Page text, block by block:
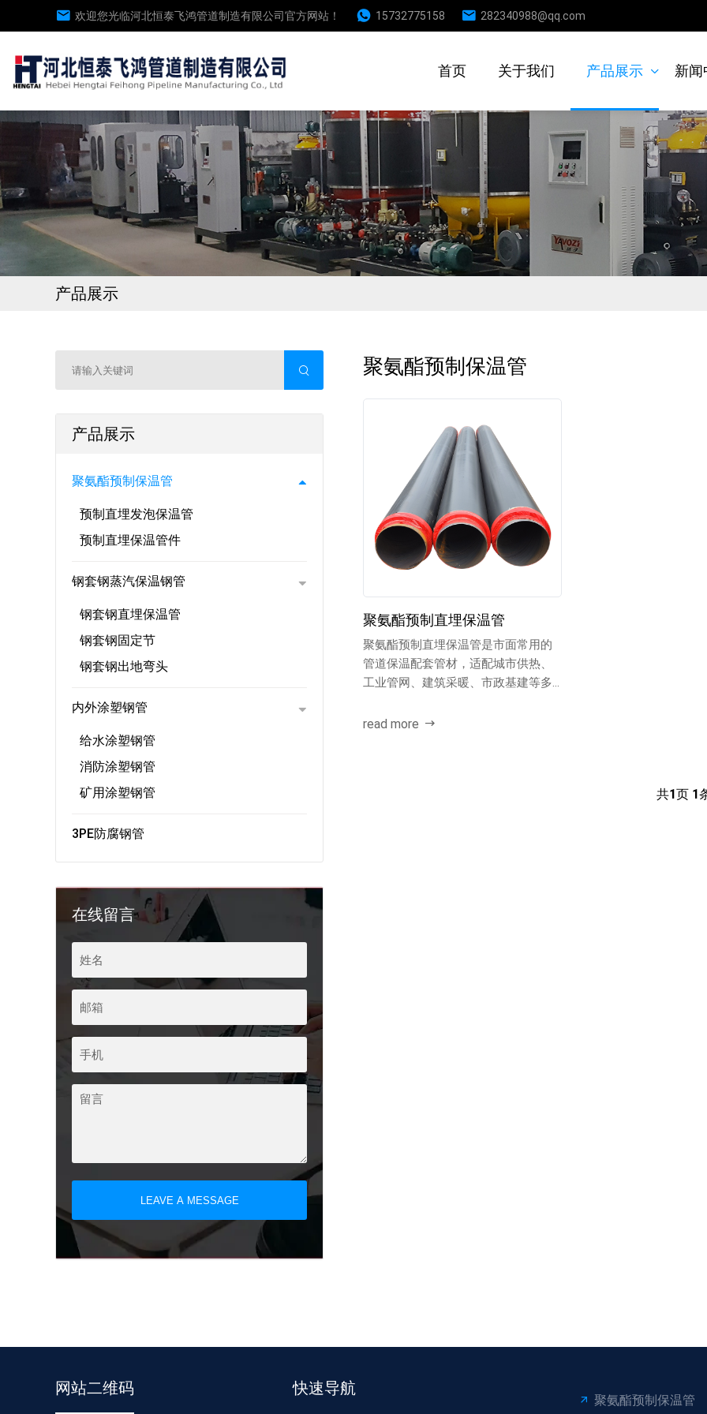
欢迎您光临河北恒泰飞鸿管道制造有限公司官方网站！ 15732775158 282340988@qq.com
首页 关于我们 产品展示 新闻
产品展示
产品展示
聚氨酯预制保温管
预制直埋发泡保温管
预制直埋保温管件
钢套钢蒸汽保温钢管
钢套钢直埋保温管
钢套钢固定节
钢套钢出地弯头
内外涂塑钢管
给水涂塑钢管
消防涂塑钢管
矿用涂塑钢管
3PE防腐钢管
在线留言
LEAVE A MESSAGE
聚氨酯预制保温管
聚氨酯预制直埋保温管
聚氨酯预制直埋保温管是市面常用的
管道保温配套管材，适配城市供热、
工业管网、建筑采暖、市政基建等多
read more
共1页 1
网站二维码 快速导航
聚氨酯预制保温管